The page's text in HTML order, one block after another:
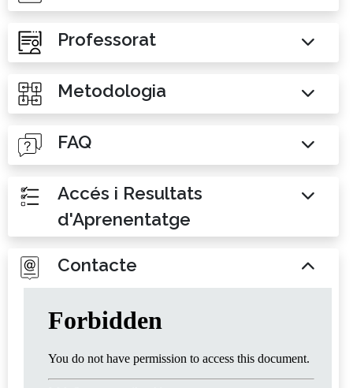
Professorat
Metodologia
FAQ
Accés i Resultats
d'Aprenentatge
Contacte